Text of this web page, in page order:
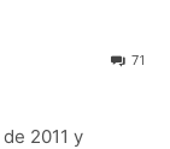
71
2011 y